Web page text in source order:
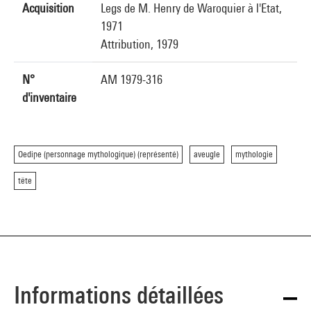
Acquisition
Legs de M. Henry de Waroquier à l'Etat,
1971
Attribution, 1979
N°
d'inventaire
AM 1979-316
Oedipe (personnage mythologique) (représenté) aveugle mythologie
tête
Informations détaillées